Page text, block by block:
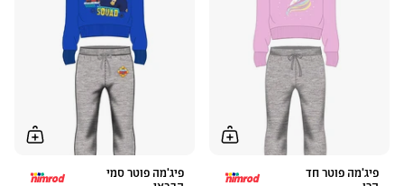
פיג'מה פוטר חד
פיג'מה פוטר סמי